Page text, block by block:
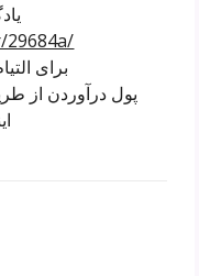
برای
پول درآوردن از